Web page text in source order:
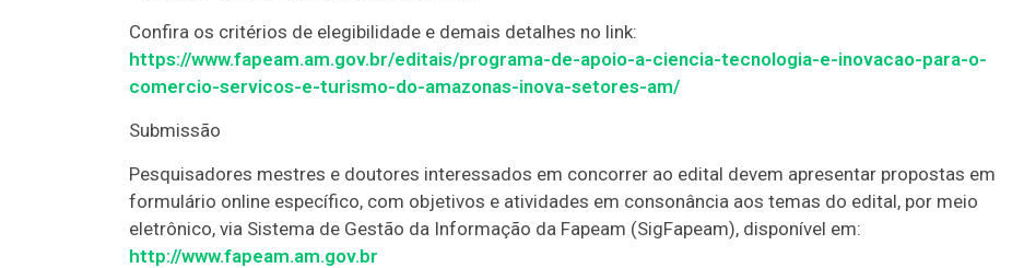
Confira os critérios de elegibilidade e demais detalhes no link:
https://www.fapeam.am.gov.br/editais/programa-de-apoio-a-ciencia-tecnologia-e-inovacao-para-o-
comercio-servicos-e-turismo-do-amazonas-inova-setores-am/
Submissão
Pesquisadores mestres e doutores interessados em concorrer ao edital devem apresentar propostas em
formulário online específico, com objetivos e atividades em consonância aos temas do edital, por meio
eletrônico, via Sistema de Gestão da Informação da Fapeam (SigFapeam), disponível em:
http://www.fapeam.am.gov.br